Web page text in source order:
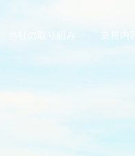
当社の取り組み 業務内容